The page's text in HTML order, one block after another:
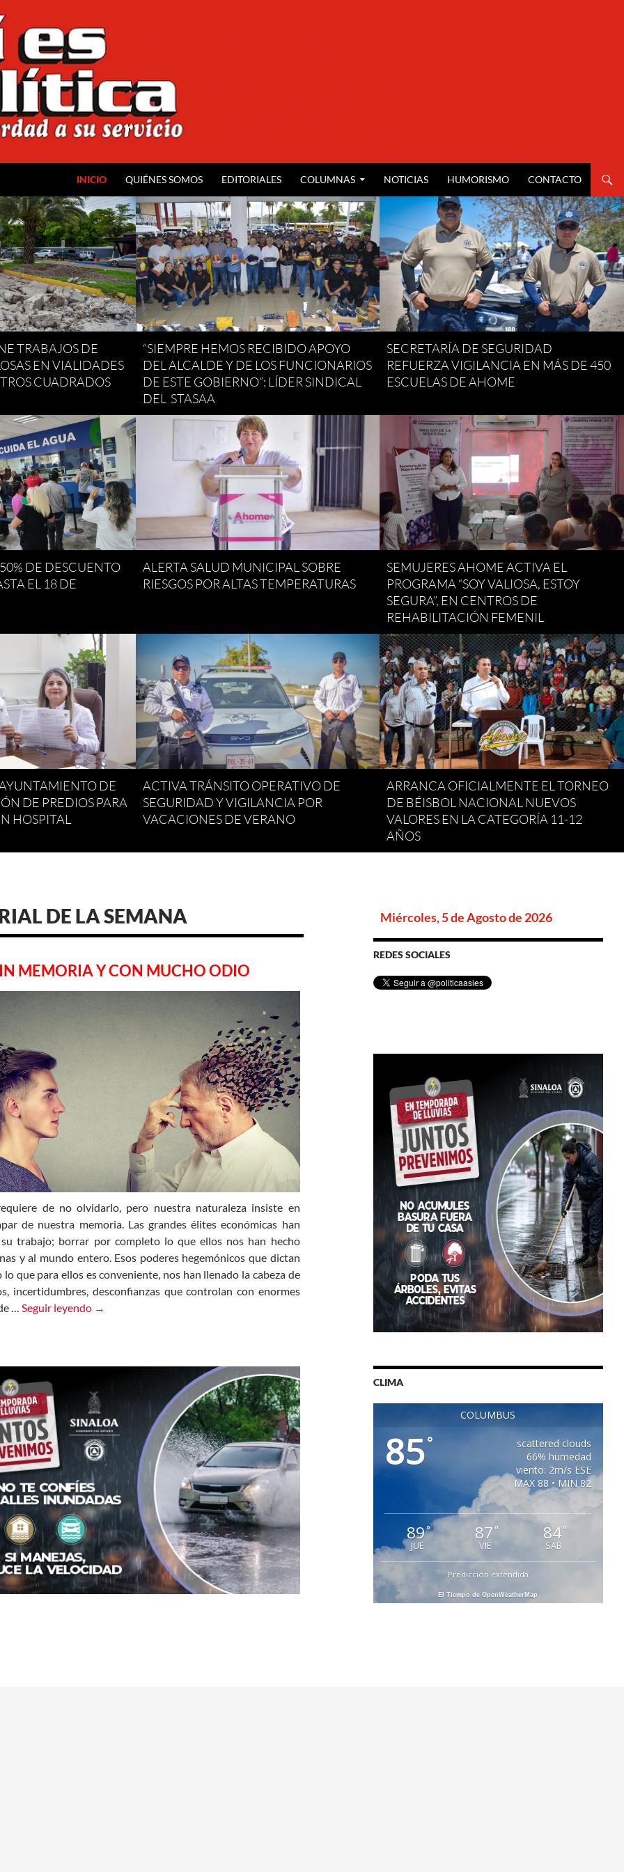
INICIO QUIÉNES SOMOS EDITORIALES COLUMNAS NOTICIAS HUMORISMO CONTACTO
TRABAJOS DE
EN VIALIDADES
CUADRADOS
“SIEMPRE HEMOS RECIBIDO APOYO
DEL ALCALDE Y DE LOS FUNCIONARIOS
DE ESTE GOBIERNO”: LÍDER SINDICAL
DEL STASAA
SECRETARÍA DE SEGURIDAD
REFUERZA VIGILANCIA EN MÁS DE 450
ESCUELAS DE AHOME
DE DESCUENTO
EL 18 DE
ALERTA SALUD MUNICIPAL SOBRE
RIESGOS POR ALTAS TEMPERATURAS
SEMUJERES AHOME ACTIVA EL
PROGRAMA “SOY VALIOSA, ESTOY
SEGURA”, EN CENTROS DE
REHABILITACIÓN FEMENIL
DE
DE PREDIOS PARA
HOSPITAL
ACTIVA TRÁNSITO OPERATIVO DE
SEGURIDAD Y VIGILANCIA POR
VACACIONES DE VERANO
ARRANCA OFICIALMENTE EL TORNEO
DE BÉISBOL NACIONAL NUEVOS
VALORES EN LA CATEGORÍA 11-12
AÑOS
DE LA SEMANA
MEMORIA Y CON MUCHO ODIO
de no olvidarlo, pero nuestra naturaleza insiste en
de nuestra memoria. Las grandes élites económicas han
trabajo; borrar por completo lo que ellos nos han hecho
y al mundo entero. Esos poderes hegemónicos que dictan
lo que para ellos es conveniente, nos han llenado la cabeza de
incertidumbres, desconfianzas que controlan con enormes
… Seguir leyendo Sin memoria y con mucho odio
→
Miércoles, 5 de Agosto de 2026
REDES SOCIALES
CLIMA
COLUMBUS
85°
scattered clouds
66% humedad
viento: 2m/s ESE
MAX 88 • MIN 82
89°
JUE
87 °
VIE
84°
SAB
Predicción extendida
El Tiempo de OpenWeatherMap